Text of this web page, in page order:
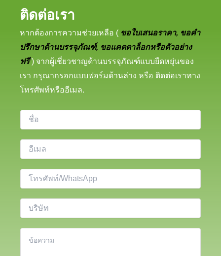
ติดต่อเรา
หากต้องการความช่วยเหลือ ( ขอใบเสนอราคา, ขอคำ
ปรึกษาด้านบรรจุภัณฑ์, ขอแคตตาล็อกหรือตัวอย่าง
ฟรี) จากผู้เชี่ยวชาญด้านบรรจุภัณฑ์แบบยืดหยุ่นของ
เรา กรุณากรอกแบบฟอร์มด้านล่าง หรือ ติดต่อเราทาง
โทรศัพท์หรืออีเมล.
อ
เ
ม
ล
*
ท
ร
ศั
พ
ริ
ษั